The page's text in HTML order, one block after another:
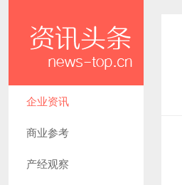
企业资讯
商业参考
产经观察